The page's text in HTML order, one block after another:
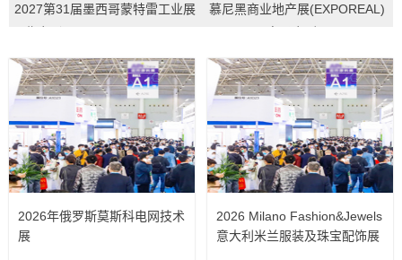
2027第31届墨西哥蒙特雷工业展
慕尼黑商业地产展(EXPOREAL)
2026年俄罗斯莫斯科电网技术
展
2026 Milano Fashion&Jewels
意大利米兰服装及珠宝配饰展